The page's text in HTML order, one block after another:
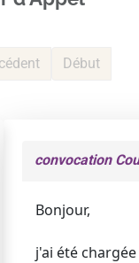
Début
convocation
Bonjour,
j'ai été